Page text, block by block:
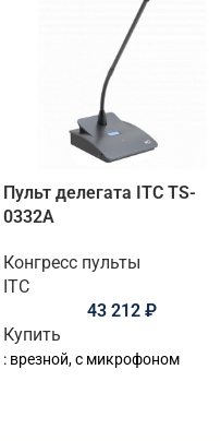
Пульт делегата ITC TS-
0332A
Конгресс пульты
ITC
43 212 ₽
Купить
: врезной, с микрофоном